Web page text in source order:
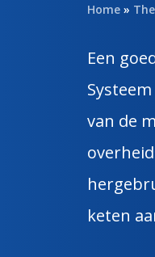
Home»
Een
van de
keten